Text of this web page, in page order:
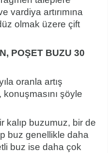
vardiya artırımına
olmak üzere çift
POŞET BUZU 30
oranla artış
konuşmasını şöyle
kalıp buzumuz, bir de
buz genellikle daha
buz ise daha çok